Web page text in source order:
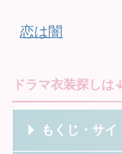
恋は闇
ドラマ衣装探しは
もくじ・サイ